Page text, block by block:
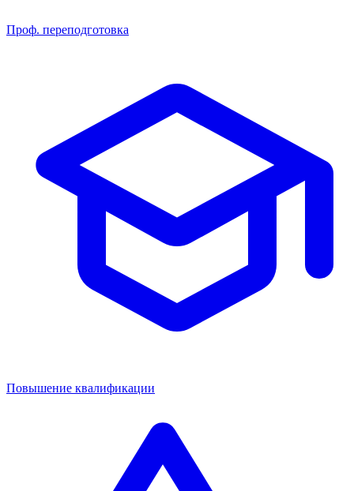
Проф. переподготовка
Повышение квалификации